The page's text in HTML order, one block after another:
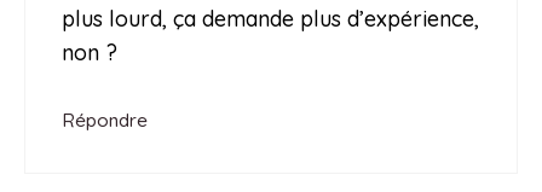
plus lourd, ça demande plus d’expérience,
non ?
Répondre